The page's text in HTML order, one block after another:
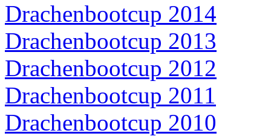
Drachenbootcup 2014
Drachenbootcup 2013
Drachenbootcup 2012
Drachenbootcup 2011
Drachenbootcup 2010